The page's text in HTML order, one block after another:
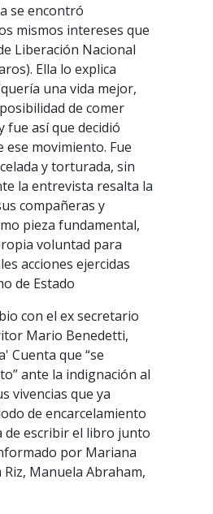
se encontró
mismos intereses que
Liberación Nacional
Ella lo explica
una vida mejor,
de comer
fue así que decidió
movimiento. Fue
y torturada, sin
la entrevista resalta la
compañeras y
pieza fundamental,
voluntad para
acciones ejercidas
de Estado
con el ex secretario
Mario Benedetti,
Cuenta que “se
ante la indignación al
vivencias que ya
de encarcelamiento
de escribir el libro junto
por Mariana
Manuela Abraham,